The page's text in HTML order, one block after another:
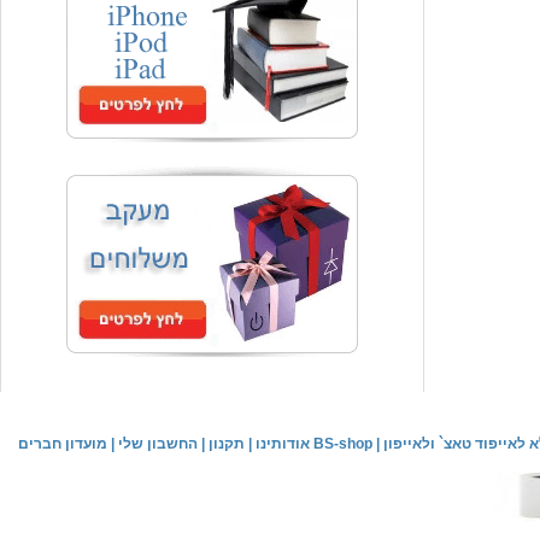
₪59.00
המחיר שלך
משלוח חינם
שעון יד אופנתי
₪59.00
המחיר שלך
משלוח חינם
שעון יד לילדים \ הלו קיטי - לבן
₪44.00 המחיר שלך
מועדון חברים החשבון שלי תקנון אודותינו BS-shop טאצ` ולאייפון